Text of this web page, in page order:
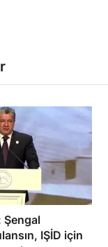
Şengal
IŞİD için